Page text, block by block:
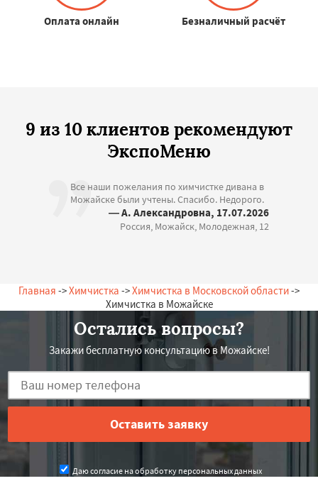
Оплата онлайн Безналичный расчёт
9 из 10 клиентов рекомендуют
ЭкспоМеню
Все наши пожелания по химчистке дивана в
Можайске были учтены. Спасибо. Недорого.
— А. Александровна, 17.07.2026
Россия, Можайск, Молодежная, 12
Главная ->Химчистка ->Химчистка в Московской области->
Химчистка в Можайске
Остались вопросы?
Закажи бесплатную консультацию в Можайске!
Даю согласие на обработку персональных данных